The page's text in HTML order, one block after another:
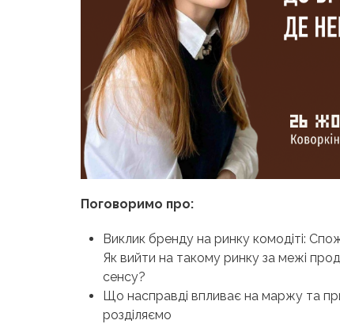
Поговоримо про:
Виклик бренду на ринку комодіті:
Як вийти на такому ринку за межі
сенсу?
Що насправді впливає на маржу та
розділяємо